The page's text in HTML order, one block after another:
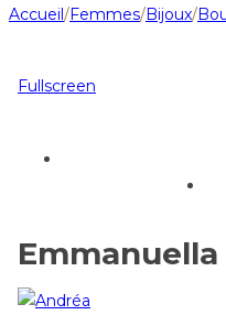
Accueil/Femmes/Bijoux/
Fullscreen
Emmanuella